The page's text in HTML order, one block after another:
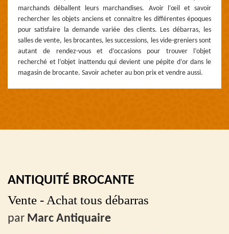
marchands déballent leurs marchandises. Avoir l’œil et savoir
rechercher les objets anciens et connaitre les différentes époques
pour satisfaire la demande variée des clients. Les débarras, les
salles de vente, les brocantes, les successions, les vide-greniers sont
autant de rendez-vous et d’occasions pour trouver l’objet
recherché et l’objet inattendu qui devient une pépite d’or dans le
magasin de brocante. Savoir acheter au bon prix et vendre aussi.
ANTIQUITÉ BROCANTE
Vente - Achat tous débarras
par Marc Antiquaire